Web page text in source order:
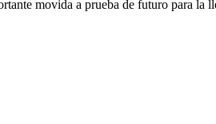
movida a prueba de futuro para la